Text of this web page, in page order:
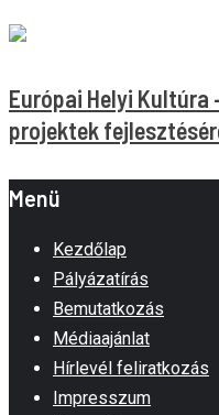
Európai Helyi
projektek
Menü
Kezdőlap
Pályázatírás
Bemutatkozás
Médiaajánlat
Hírlevél feliratkozás
Impresszum